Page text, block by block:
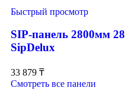
Быстрый просмотр
SIP-панель 2800мм
SipDelux
33 879 ₸
Смотреть все панели